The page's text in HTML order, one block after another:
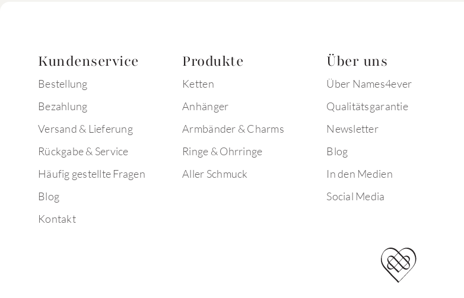
Kundenservice
Bestellung
Bezahlung
Versand & Lieferung
Rückgabe & Service
Häufig gestellte Fragen
Blog
Kontakt
Produkte
Ketten
Anhänger
Armbänder & Charms
Ringe & Ohrringe
Aller Schmuck
Über uns
Über Names4ever
Qualitätsgarantie
Newsletter
Blog
In den Medien
Social Media